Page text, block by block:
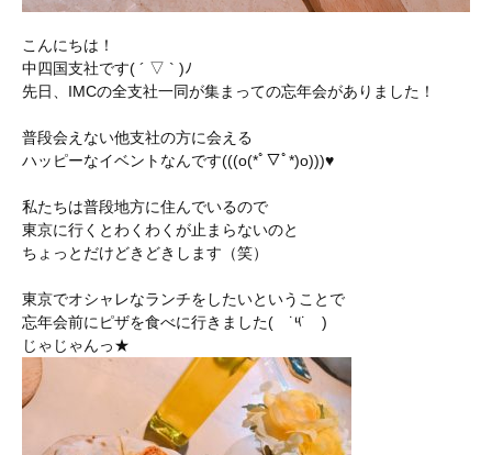
こんにちは！
中四国支社です( ´ ▽ ` )ﾉ
先日、IMCの全支社一同が集まっての忘年会がありました！
普段会えない他支社の方に会える
ハッピーなイベントなんです(((o(*ﾟ▽ﾟ*)o)))♥
私たちは普段地方に住んでいるので
東京に行くとわくわくが止まらないのと
ちょっとだけどきどきします（笑）
東京でオシャレなランチをしたいということで
忘年会前にピザを食べに行きました( ˙༥˙ )
じゃじゃんっ★